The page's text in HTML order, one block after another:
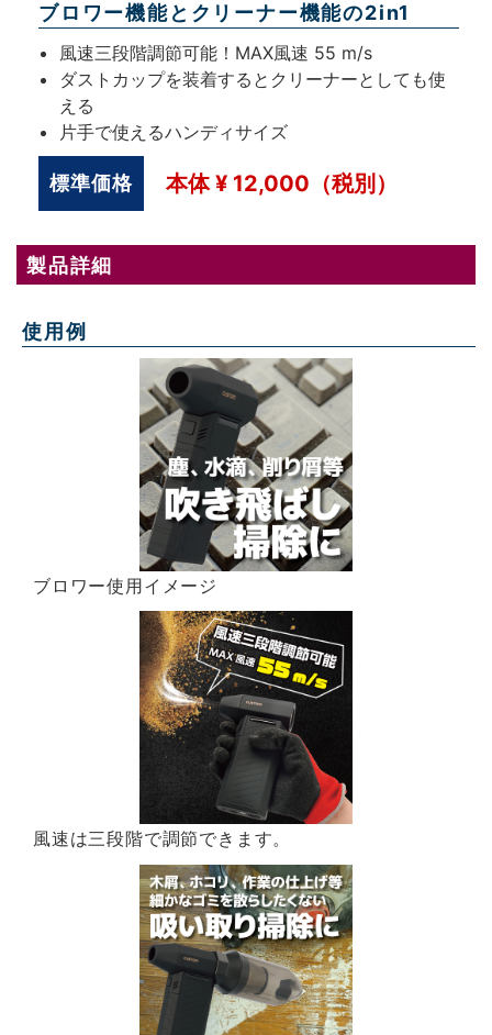
ブロワー機能とクリーナー機能の2in1
風速三段階調節可能！MAX風速 55 m/s
ダストカップを装着するとクリーナーとしても使
える
片手で使えるハンディサイズ
標準価格 本体¥ 12,000 （税別）
製品詳細
使用例
ブロワー使用イメージ
風速は三段階で調節できます。